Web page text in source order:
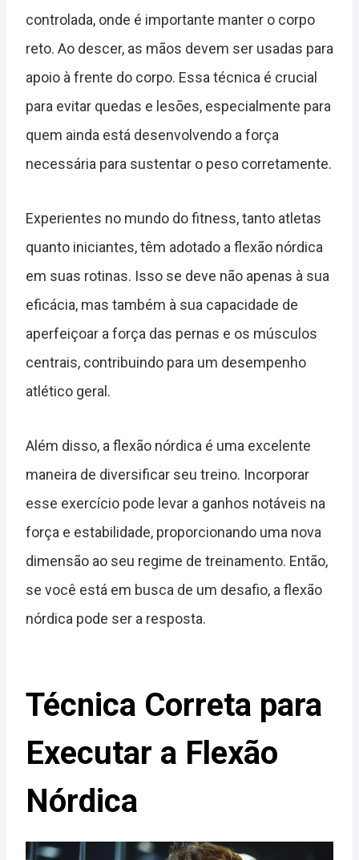
controlada, onde é importante manter o corpo
reto. Ao descer, as mãos devem ser usadas para
apoio à frente do corpo. Essa técnica é crucial
para evitar quedas e lesões, especialmente para
quem ainda está desenvolvendo a força
necessária para sustentar o peso corretamente.
Experientes no mundo do fitness, tanto atletas
quanto iniciantes, têm adotado a flexão nórdica
em suas rotinas. Isso se deve não apenas à sua
eficácia, mas também à sua capacidade de
aperfeiçoar a força das pernas e os músculos
centrais, contribuindo para um desempenho
atlético geral.
Além disso, a flexão nórdica é uma excelente
maneira de diversificar seu treino. Incorporar
esse exercício pode levar a ganhos notáveis na
força e estabilidade, proporcionando uma nova
dimensão ao seu regime de treinamento. Então,
se você está em busca de um desafio, a flexão
nórdica pode ser a resposta.
Técnica Correta para
Executar a Flexão
Nórdica